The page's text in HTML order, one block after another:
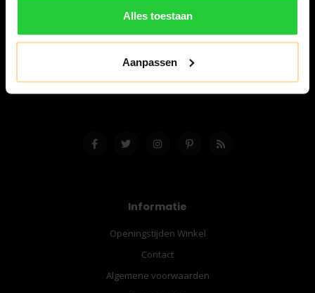
Alles toestaan
Aanpassen
8224 AA Lelystad
06-57276080
info@bespanracket.nl
Informatie
Openingstijden Winkel
Contact
Algemene voorwaarden